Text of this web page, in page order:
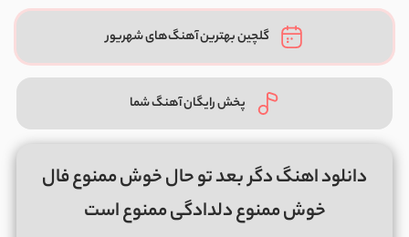
گلچین بهترین آهنگ‌های شهریور
پخش رایگان آهنگ شما
دانلود اهنگ دگر بعد تو حال خوش ممنوع فال
خوش ممنوع دلدادگی ممنوع است